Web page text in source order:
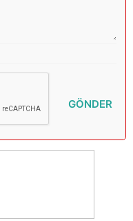
GÖNDER